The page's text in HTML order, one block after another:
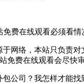
费在线观看必须看情
网络，本站只负责
免费在线观看会尽快审
公司？我怎样才能